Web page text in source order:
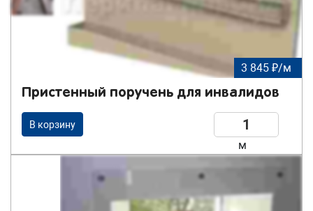
3 845 ₽/м
Пристенный поручень для инвалидов
В корзину
м